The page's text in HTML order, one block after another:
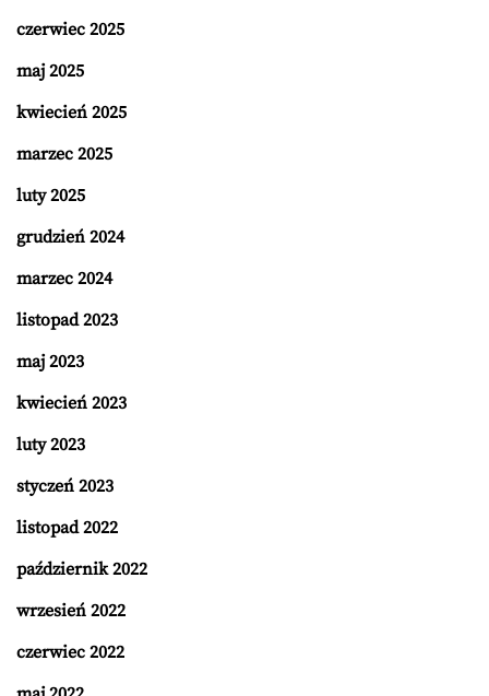
czerwiec 2025
maj 2025
kwiecień 2025
marzec 2025
luty 2025
grudzień 2024
marzec 2024
listopad 2023
maj 2023
kwiecień 2023
luty 2023
styczeń 2023
listopad 2022
październik 2022
wrzesień 2022
czerwiec 2022